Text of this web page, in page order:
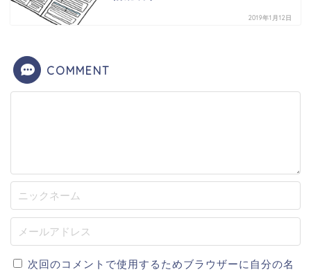
2019年1月12日
COMMENT
次回のコメントで使用するためブラウザーに自分の名